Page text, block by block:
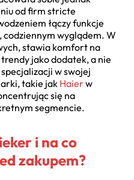
od firm stricte
łączy funkcje
wyglądem. W
stawia komfort na
jako dodatek, a nie
w swojej
takie jak Haierw
się na
segmencie.
i na co
zakupem?